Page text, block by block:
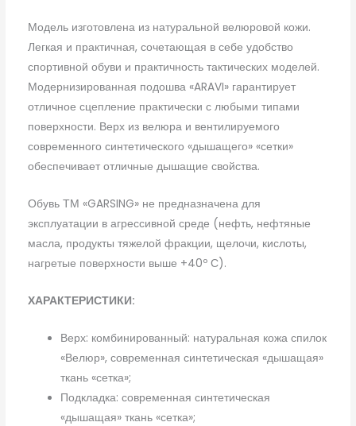
Модель изготовлена из натуральной велюровой кожи.
Легкая и практичная, сочетающая в себе удобство
спортивной обуви и практичность тактических моделей.
Модернизированная подошва «ARAVI» гарантирует
отличное сцепление практически с любыми типами
поверхности. Верх из велюра и вентилируемого
современного синтетического «дышащего» «сетки»
обеспечивает отличные дышащие свойства.
Обувь ТМ «GARSING» не предназначена для
эксплуатации в агрессивной среде (нефть, нефтяные
масла, продукты тяжелой фракции, щелочи, кислоты,
нагретые поверхности выше +40º С).
ХАРАКТЕРИСТИКИ:
Верх: комбинированный: натуральная кожа спилок
«Велюр», современная синтетическая «дышащая»
ткань «сетка»;
Подкладка: современная синтетическая
«дышащая» ткань «сетка»;